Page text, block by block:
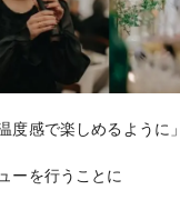
度感で楽しめるように」
ーを行うことに